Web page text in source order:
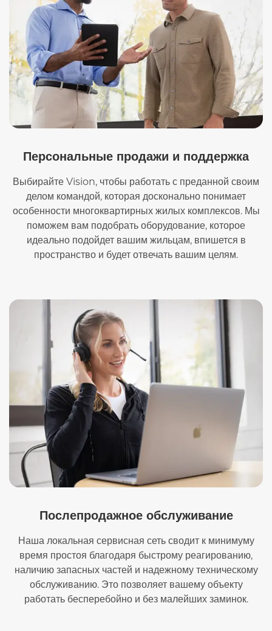
Персональные продажи и поддержка
Выбирайте Vision, чтобы работать с преданной своим
делом командой, которая досконально понимает
особенности многоквартирных жилых комплексов. Мы
поможем вам подобрать оборудование, которое
идеально подойдет вашим жильцам, впишется в
пространство и будет отвечать вашим целям.
Послепродажное обслуживание
Наша локальная сервисная сеть сводит к минимуму
время простоя благодаря быстрому реагированию,
наличию запасных частей и надежному техническому
обслуживанию. Это позволяет вашему объекту
работать бесперебойно и без малейших заминок.